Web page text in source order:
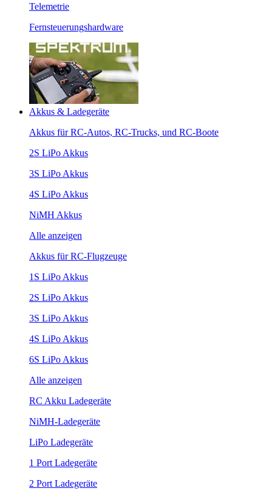
Telemetrie
Fernsteuerungshardware
Akkus & Ladegeräte
Akkus für RC-Autos, RC-Trucks, und RC-Boote
2S LiPo Akkus
3S LiPo Akkus
4S LiPo Akkus
NiMH Akkus
Alle anzeigen
Akkus für RC-Flugzeuge
1S LiPo Akkus
2S LiPo Akkus
3S LiPo Akkus
4S LiPo Akkus
6S LiPo Akkus
Alle anzeigen
RC Akku Ladegeräte
NiMH-Ladegeräte
LiPo Ladegeräte
1 Port Ladegeräte
2 Port Ladegeräte